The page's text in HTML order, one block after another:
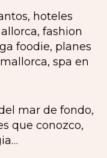
mar de fondo,
que conozco,